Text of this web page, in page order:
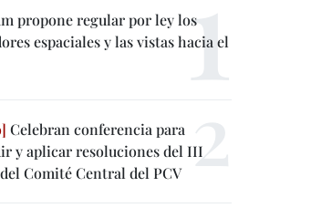
propone regular por ley los
espaciales y las vistas hacia el
Celebran conferencia para
y aplicar resoluciones del III
Comité Central del PCV